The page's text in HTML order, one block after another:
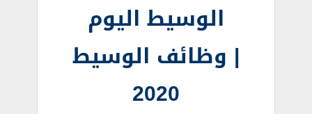
الوسيط اليوم
| وظائف الوسيط
2020